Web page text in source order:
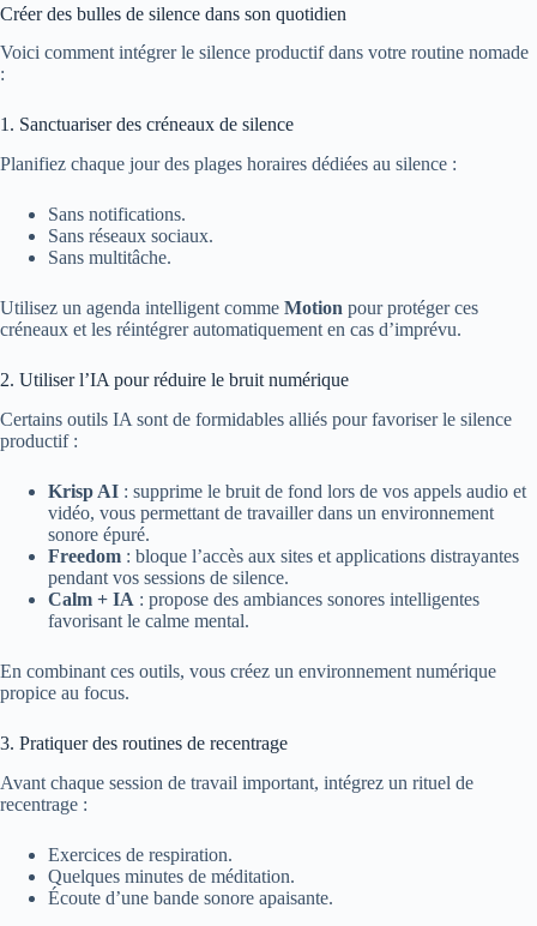
Créer des bulles de silence dans son quotidien
Voici comment intégrer le silence productif dans votre routine nomade
:
1. Sanctuariser des créneaux de silence
Planifiez chaque jour des plages horaires dédiées au silence :
Sans notifications.
Sans réseaux sociaux.
Sans multitâche.
Utilisez un agenda intelligent comme Motion pour protéger ces
créneaux et les réintégrer automatiquement en cas d’imprévu.
2. Utiliser l’IA pour réduire le bruit numérique
Certains outils IA sont de formidables alliés pour favoriser le silence
productif :
Krisp AI : supprime le bruit de fond lors de vos appels audio et
vidéo, vous permettant de travailler dans un environnement
sonore épuré.
Freedom : bloque l’accès aux sites et applications distrayantes
pendant vos sessions de silence.
Calm + IA : propose des ambiances sonores intelligentes
favorisant le calme mental.
En combinant ces outils, vous créez un environnement numérique
propice au focus.
3. Pratiquer des routines de recentrage
Avant chaque session de travail important, intégrez un rituel de
recentrage :
Exercices de respiration.
Quelques minutes de méditation.
Écoute d’une bande sonore apaisante.